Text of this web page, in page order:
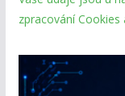
zpracování